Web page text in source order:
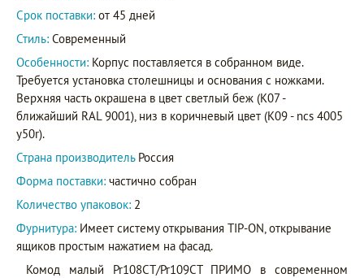
Срок поставки: от 45 дней
Стиль: Современный
Особенности: Корпус поставляется в собранном виде.
Требуется установка столешницы и основания с ножками.
Верхняя часть окрашена в цвет светлый беж (K07 -
ближайший RAL 9001), низ в коричневый цвет (K09 - ncs 4005
y50r).
Страна производитель Россия
Форма поставки: частично собран
Количество упаковок: 2
Фурнитура: Имеет систему открывания TIP-ON, открывание
ящиков простым нажатием на фасад.
Комод малый Pr108CT/Pr109CT ПРИМО в современном